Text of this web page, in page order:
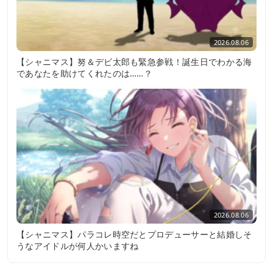
2026.08.06
【シャニマス】努＆デビ太郎も緊急参戦！誕生日でわかる海
であなたを助けてくれたのは……？
2026.08.06
【シャニマス】パラコレ時空だとプロデューサーと結婚しそ
うなアイドルが何人かいますね